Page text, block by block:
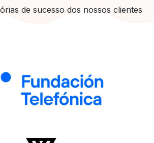
de sucesso dos nossos clientes